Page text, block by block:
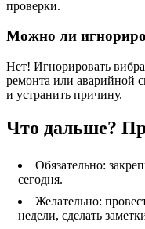
проверки.
Можно ли
Нет! Игнорировать
ремонта или аварийной
и устранить причину.
Что дальше?
Обязательно:
сегодня.
Желательно:
недели, сделать